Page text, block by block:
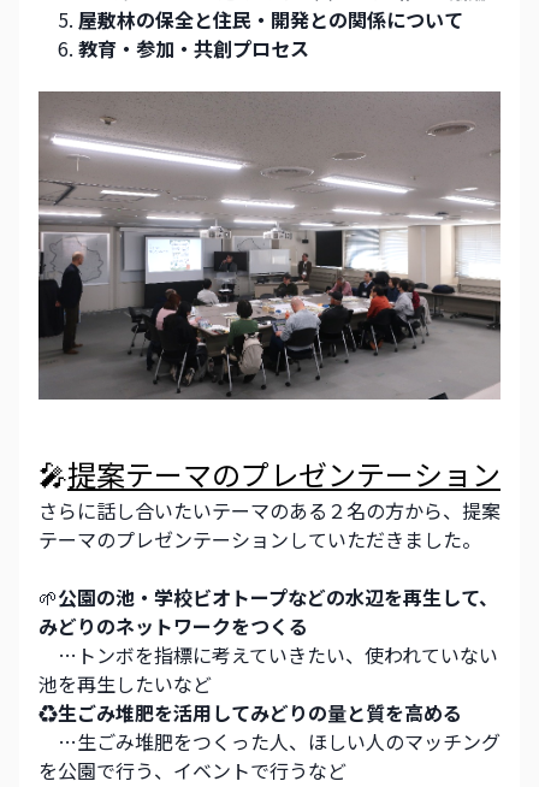
屋敷林の保全と住民・開発との関係について
教育・参加・共創プロセス
🎤提案テーマのプレゼンテーション
さらに話し合いたいテーマのある２名の方から、提案
テーマのプレゼンテーションしていただきました。
🌱公園の池・学校ビオトープなどの水辺を再生して、
みどりのネットワークをつくる
…トンボを指標に考えていきたい、使われていない
池を再生したいなど
♻️生ごみ堆肥を活用してみどりの量と質を高める
…生ごみ堆肥をつくった人、ほしい人のマッチング
を公園で行う、イベントで行うなど